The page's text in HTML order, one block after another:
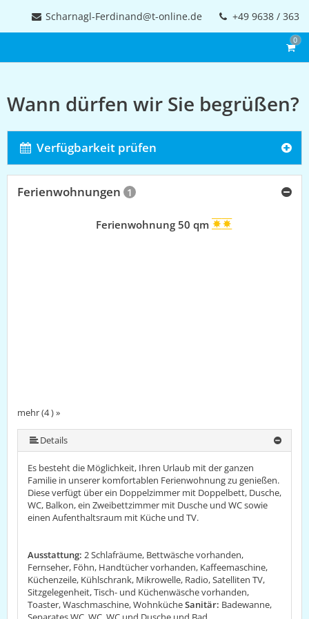
Scharnagl-Ferdinand@t-online.de +49 9638 / 363
0
Wann dürfen wir Sie begrüßen?
Verfügbarkeit prüfen
Ferienwohnungen 1
mehr (4 ) »
Ferienwohnung 50 qm
Details
Es besteht die Möglichkeit, Ihren Urlaub mit der ganzen
Familie in unserer komfortablen Ferienwohnung zu genießen.
Diese verfügt über ein Doppelzimmer mit Doppelbett, Dusche,
WC, Balkon, ein Zweibettzimmer mit Dusche und WC sowie
einen Aufenthaltsraum mit Küche und TV.
Ausstattung: 2 Schlafräume, Bettwäsche vorhanden,
Fernseher, Föhn, Handtücher vorhanden, Kaffeemaschine,
Küchenzeile, Kühlschrank, Mikrowelle, Radio, Satelliten TV,
Sitzgelegenheit, Tisch- und Küchenwäsche vorhanden,
Toaster, Waschmaschine, WohnkücheSanitär: Badewanne,